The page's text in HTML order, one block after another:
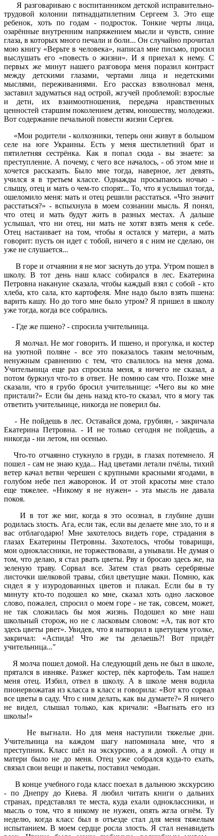
Я разговариваю с воспитанником детской исправительно-
трудовой колонии пятнадцатилетним Сергеем 3. Это еще
ребенок, хоть по годам - ​​подросток. Тонкие черты лица,
озарённые внутренним напряжением мысли и чувств, синие
глаза, в которых много печали и боли... Он случайно прочитал
мою книгу «Верьте в человека», написал мне письмо, просил
выслушать его «повесть о жизни». И я приехал к нему. С
первых же минут нашего разговора меня поразил контраст
между детскими глазами, чертами лица и недетскими
мыслями, переживаниями. Его рассказ взволновал меня,
заставил задуматься над острой, жгучей проблемой: взрослые
и дети, их взаимоотношения, передача нравственных
ценностей старшим поколением детям, юношеству, молодежи.
Вот содержание печальной повести жизни Сергея.
«Мои родители - колхозники, теперь они живут в большом
селе на юге Украины. Есть у меня шестилетний брат и
пятилетняя сестрёнка. Как я попал сюда - вы знаете: за
преступление. А почему, с чего все началось, - об этом мне и
хочется рассказать. Было мне тогда, наверное, лет девять,
учился я в третьем классе. Однажды просыпаюсь ночью -
слышу, отец и мать о чем-то спорят... То, что я услышал тогда,
ошеломило меня: мать и отец решили расстаться. «Что значит
расстаться?» - вспыхнула в моем сознании мысль. Я понял,
что отец и мать будут жить в разных местах. А дальше
услышал, что ни отец, ни мать не хотят взять меня к себе.
Отец настаивает на том, чтобы я остался у матери, а мать
говорит: пусть он идет с тобой, ничего я с ним не сделаю, он
уже не слушается...
В горе и отчаянии я не мог заснуть до утра. Утром пошел в
школу. В тот день наш класс собирался в лес. Екатерина
Петровна накануне сказала, чтобы каждый взял с собой - кто
хлеба, кто сала, кто картофеля. Мне надо было взять пшена:
варить кашу. Но до того мне было утром? Я пришел в школу
уже тогда, когда все собрались.
- Где же пшено? - спросила учительница.
Я молчал. Не мог говорить. И пшено, и прогулка, и костер
на уютной поляне - все это показалось таким мелочным,
ненужным сравнению с тем, что свалилось на меня дома.
Учительница еще раз спросила меня, я ничего не сказал, а
потом буркнул что-то в ответ. Не помню сам что. Позже мне
сказали, что я грубо бросил учительнице: «Чего вы ко мне
пристали?» Если бы день назад кто-то сказал, что я могу так
ответить учительнице, никогда не поверил бы.
- Не пойдешь в лес. Оставайся дома, грубиян, - закричала
Екатерина Петровна. - И не только сегодня не пойдешь, а
никогда - ни летом, ни осенью.
Что-то отчаянно стукнуло в груди, в глазах потемнело. Я
пошел - сам не знаю куда... Над цветами летали пчёлы, тихий
ветер качал ветви черешен с крупными красными ягодами, в
голубом небе пел жаворонок. И от этой красоты мне стало
еще тяжелее. «Никому я не нужен» - эта мысль не давала
покоя.
И в тот же миг, когда я это осознал, в глубине души
родилась злость. Ага, если так, если вы делаете мне зло, то и я
вас отблагодарю! Мне захотелось видеть горе, страдания в
глазах Екатерины Петровны. Захотелось, чтобы товарищи,
мои одноклассники, не торжествовали, а унывали. Не думая о
том, что делаю, я стал рвать цветы. Рву и бросаю здесь же, на
зеленую траву. Сорвал все. Затем стал рвать серебряные
листочки шелковой травы, сбил цветущие маки. Помню, как
сидел я у изуродованных цветов и плакал. Если бы в ту
минуту кто-то подошел ко мне, сказал хоть одно ласковое
слово, пожалел, спросил о моем горе - не так, совсем, может,
не так сложилась бы моя жизнь. Подошел ко мне наш
школьный сторож, но не с ласковым словом: «А, так вот кто
здесь цветы рвет». Увидев, что я натворил в цветущем уголке,
закричал: «Аспида! Что же ты делаешь?! Вот придёт
учительница..."
Я молча пошел домой. На следующий день не был в школе,
прятался в ивняке. Разжег костер, пёк картофель. Там нашел
меня отец. Избил, отвел в школу. А в школе меня водила
пионервожатая из класса в класс и говорила: «Вот кто сорвал
все цветы в саду. Что с ним делать, как вы думаете?» Я ничего
не видел, слышал только, как кричали: «Выгнать его из
школы!»
Не выгнали. Но для меня наступили тяжелые дни.
Учительница на каждом шагу напоминала мне, что я
преступник. Класс шёл на экскурсию, а я домой. А отцу и
матери было не до меня. Отец уже собрался куда-то ехать,
связал свои вещи и пакеты, поставил чемодан.
В конце учебного года класс поехал в дальнюю экскурсию
- по Днепру до Киева. Я любил читать книги о дальних
странах, представлял те места, куда ехали одноклассники, и
мысль о том, что я никому не нужен, опять жгла огнём. Ту
неделю, когда класс был в отъезде стал для меня тяжелым
испытанием. В моем сердце росла злость. Я стал ненавидеть